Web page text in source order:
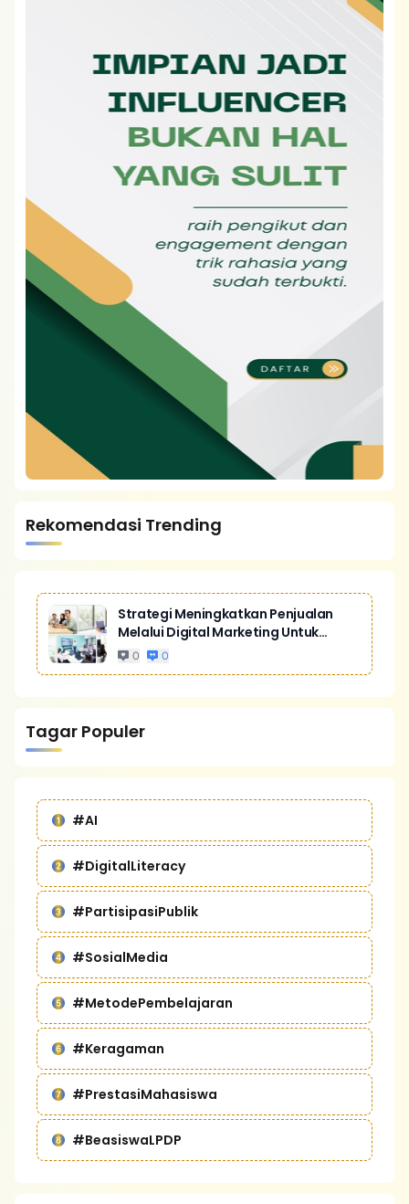
Rekomendasi Trending
Strategi Meningkatkan Penjualan
Melalui Digital Marketing Untuk
Bisnis Yang Lebih Kompetitif
0 0
Tagar Populer
#AI
#DigitalLiteracy
#PartisipasiPublik
#SosialMedia
#MetodePembelajaran
#Keragaman
#PrestasiMahasiswa
#BeasiswaLPDP